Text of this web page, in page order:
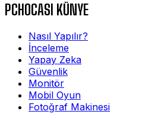
PCHOCASI KÜNYE
Nasıl Yapılır?
İnceleme
Yapay Zeka
Güvenlik
Monitör
Mobil Oyun
Fotoğraf Makinesi